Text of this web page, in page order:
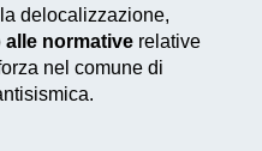
delocalizzazione,
normative relative
nel comune di